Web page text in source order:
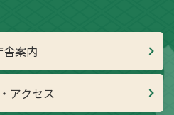
舎案内
アクセス